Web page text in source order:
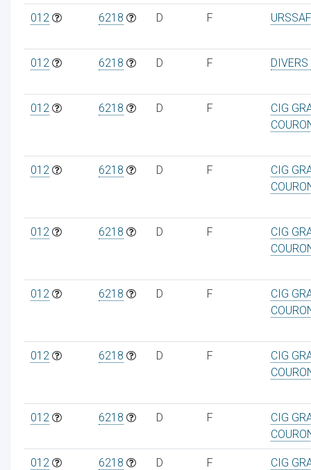
012 6218 D F
012 6218 D F
012 6218 D F
CIG
012 6218 D F
CIG
012 6218 D F
CIG
012 6218 D F
CIG
012 6218 D F
CIG
012 6218 D F
CIG
012 6218 D F
CIG